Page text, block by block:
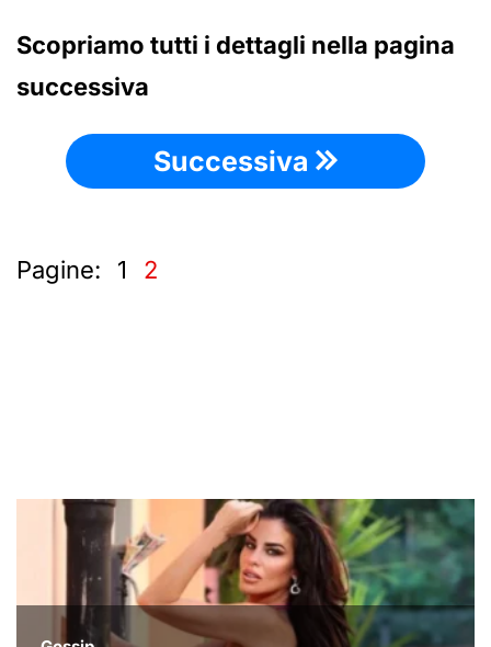
Scopriamo tutti i dettagli nella pagina
successiva
Successiva
Pagine: 1 2